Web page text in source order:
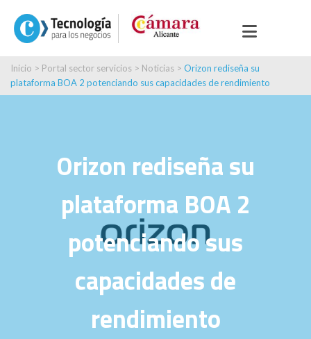
Inicio > Portal sector servicios > Noticias > Orizon rediseña su
plataforma BOA 2 potenciando sus capacidades de rendimiento
Orizon rediseña su
plataforma BOA 2
potenciando sus
capacidades de
rendimiento